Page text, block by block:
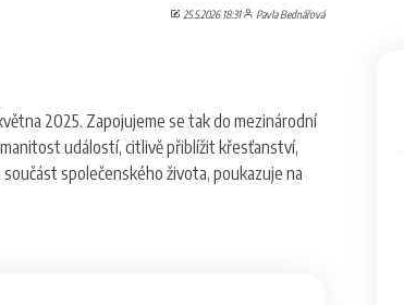
25.5.2026 18:31 Pavla Bednářová
2025. Zapojujeme se tak do mezinárodní
událostí, citlivě přiblížit křesťanství,
společenského života, poukazuje na